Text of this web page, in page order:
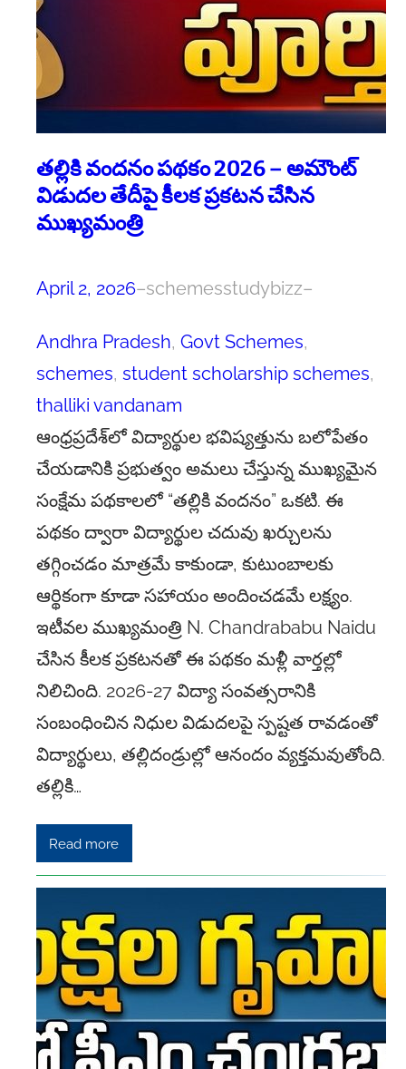
తల్లికి వందనం పథకం 2026 – అమౌంట్
విడుదల తేదీపై కీలక ప్రకటన చేసిన
ముఖ్యమంత్రి
April 2, 2026–schemesstudybizz–
Andhra Pradesh, Govt Schemes
schemes, student scholarship schemes
thalliki vandanam
ఆంధ్రప్రదేశ్‌లో విద్యార్థుల భవిష్యత్తును బలోపేతం
చేయడానికి ప్రభుత్వం అమలు చేస్తున్న ముఖ్యమైన
సంక్షేమ పథకాలలో “తల్లికి వందనం” ఒకటి. ఈ
పథకం ద్వారా విద్యార్థుల చదువు ఖర్చులను
తగ్గించడం మాత్రమే కాకుండా, కుటుంబాలకు
ఆర్థికంగా కూడా సహాయం అందించడమే లక్ష్యం.
ఇటీవల ముఖ్యమంత్రి N. Chandrababu Naidu
చేసిన కీలక ప్రకటనతో ఈ పథకం మళ్లీ వార్తల్లో
నిలిచింది. 2026-27 విద్యా సంవత్సరానికి
సంబంధించిన నిధుల విడుదలపై స్పష్టత రావడంతో
విద్యార్థులు, తల్లిదండ్రుల్లో ఆనందం వ్యక్తమవుతోంది.
తల్లికి…
Read more